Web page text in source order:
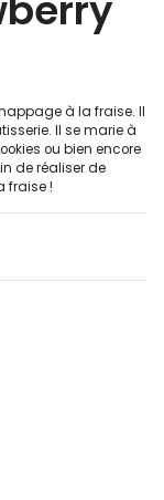
à la fraise. Il
Il se marie à
ou bien encore
de réaliser de
fraise !